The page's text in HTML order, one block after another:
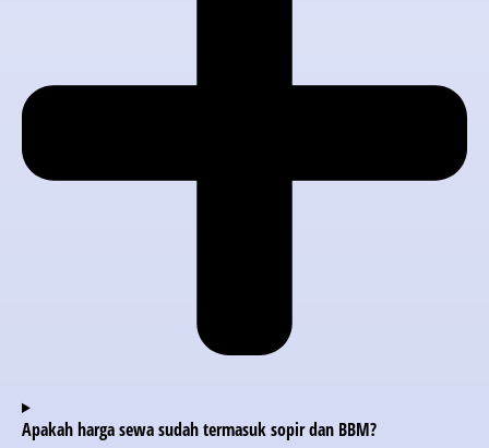
Apakah harga sewa sudah termasuk sopir dan BBM?